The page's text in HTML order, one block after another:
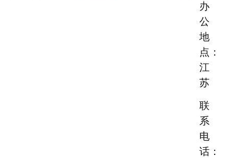
办
公
地
点：
江
苏
联
系
电
话：